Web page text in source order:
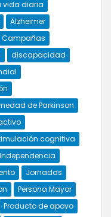
vida diaria
Alzheimer
Campañas
discapacidad
de Parkinson
cognitiva
Independencia
Jornadas
Persona Mayor
Producto de apoyo